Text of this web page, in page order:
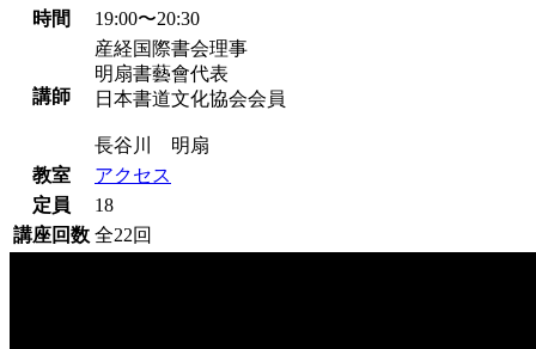
時間
19:00〜20:30
講師
産経国際書会理事
明扇書藝會代表
日本書道文化協会会員
長谷川 明扇
教室
アクセス
定員
18
講座回数 全22回